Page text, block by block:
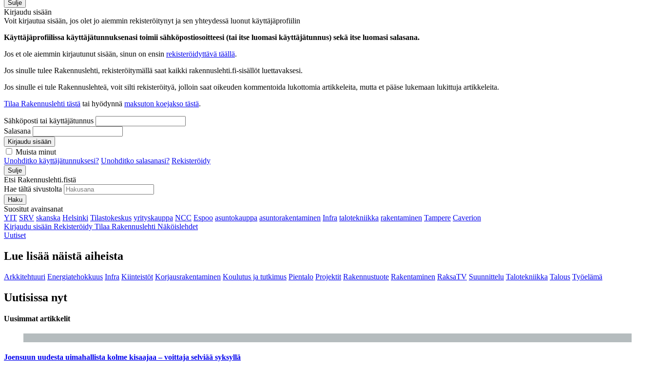
Sulje
Kirjaudu sisään
Voit kirjautua sisään, jos olet jo aiemmin rekisteröitynyt ja sen yhteydessä luonut käyttäjäprofiilin
Käyttäjäprofiilissa käyttäjätunnuksenasi toimii sähköpostiosoitteesi (tai itse luomasi käyttäjätunnus) sekä itse luomasi salasana.
Jos et ole aiemmin kirjautunut sisään, sinun on ensin rekisteröidyttävä täällä.
Jos sinulle tulee Rakennuslehti, rekisteröitymällä saat kaikki rakennuslehti.fi-sisällöt luettavaksesi.
Jos sinulle ei tule Rakennuslehteä, voit silti rekisteröityä, jolloin saat oikeuden kommentoida lukottomia artikkeleita, mutta et pääse lukemaan lukittuja artikkeleita.
Tilaa Rakennuslehti tästä tai hyödynnä maksuton koejakso tästä.
Sähköposti tai käyttäjätunnus
Salasana
Kirjaudu sisään
Muista minut
Unohditko käyttäjätunnuksesi? Unohditko salasanasi? Rekisteröidy
Sulje
Etsi Rakennuslehti.fistä
Hae tältä sivustolta
Haku
Suositut avainsanat
YIT SRV skanska Helsinki Tilastokeskus yrityskauppa NCC Espoo asuntokauppa asuntorakentaminen Infra talotekniikka rakentaminen Tampere Caverion
Kirjaudu sisään Rekisteröidy Tilaa Rakennuslehti Näköislehdet
Uutiset
Lue lisää näistä aiheista
Arkkitehtuuri Energiatehokkuus Infra Kiinteistöt Korjausrakentaminen Koulutus ja tutkimus Pientalo Projektit Rakennustuote Rakentaminen RaksaTV Suunnittelu Talotekniikka Talous Työelämä
Uutisissa nyt
Uusimmat artikkelit
Joensuun uudesta uimahallista kolme kisaajaa – voittaja selviää syksyllä